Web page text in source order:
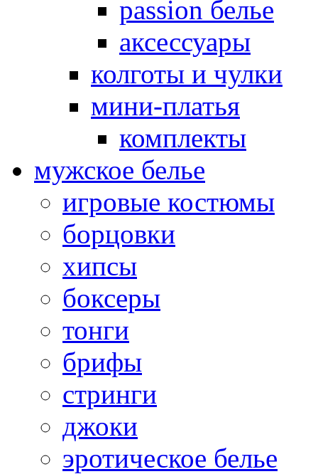
passion белье
аксессуары
колготы и чулки
мини-платья
комплекты
мужское белье
игровые костюмы
борцовки
хипсы
боксеры
тонги
брифы
стринги
джоки
эротическое белье